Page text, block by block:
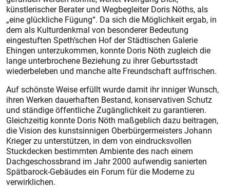
künstlerischer Berater und Wegbegleiter Doris Nöths, als
„eine glückliche Fügung“. Da sich die Möglichkeit ergab, in
dem als Kulturdenkmal von besonderer Bedeutung
eingestuften Speth’schen Hof der Städtischen Galerie
Ehingen unterzukommen, konnte Doris Nöth zugleich die
lange unterbrochene Beziehung zu ihrer Geburtsstadt
wiederbeleben und manche alte Freundschaft auffrischen.
Auf schönste Weise erfüllt wurde damit ihr inniger Wunsch,
ihren Werken dauerhaften Bestand, konservativen Schutz
und ständige öffentliche Zugänglichkeit zu garantieren.
Gleichzeitig konnte Doris Nöth maßgeblich dazu beitragen,
die Vision des kunstsinnigen Oberbürgermeisters Johann
Krieger zu unterstützen, in dem von eindrucksvollen
Stuckdecken bestimmten Ambiente des nach einem
Dachgeschossbrand im Jahr 2000 aufwendig sanierten
Spätbarock-Gebäudes ein Forum für die Moderne zu
verwirklichen.